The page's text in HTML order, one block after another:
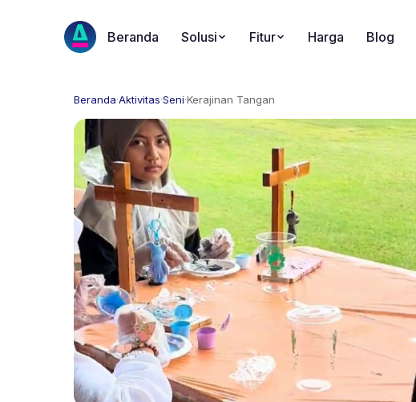
Beranda Solusi Fitur Harga Blog
Beranda·Aktivitas·Seni·Kerajinan Tangan